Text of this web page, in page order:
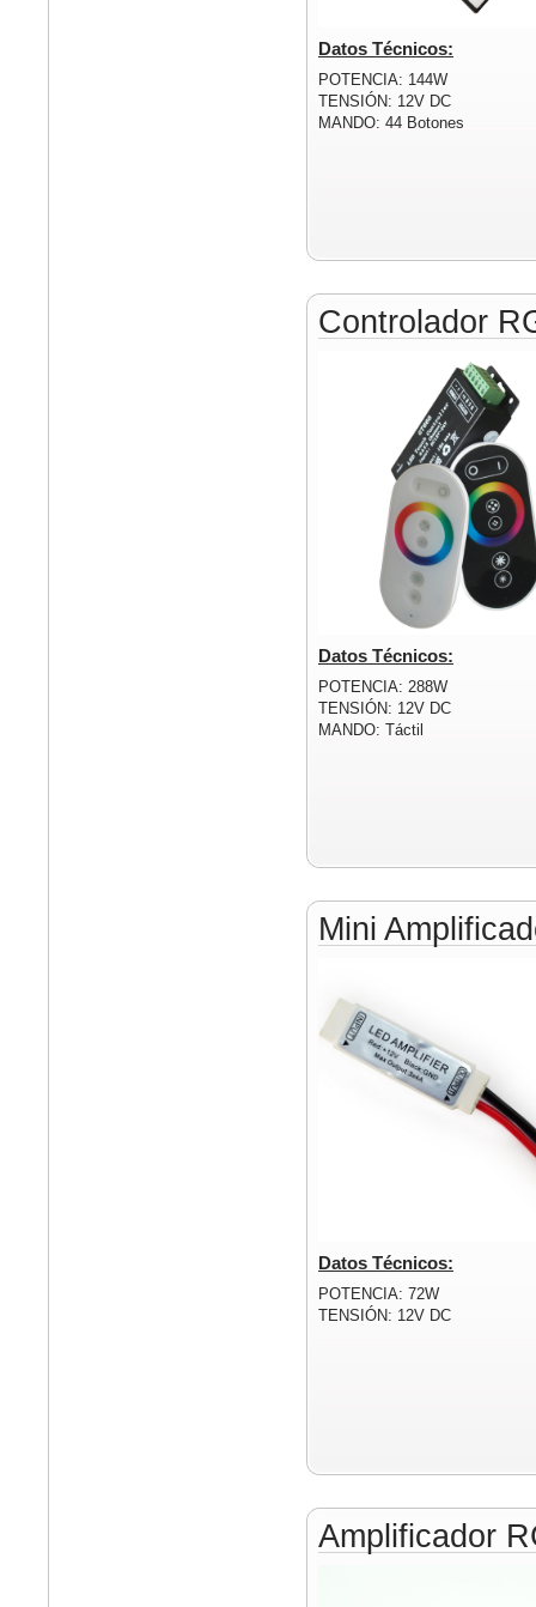
Datos Técnicos:
POTENCIA: 144W
TENSIÓN: 12V DC
MANDO: 44 Botones
Controlador
Datos Técnicos:
POTENCIA: 288W
TENSIÓN: 12V DC
MANDO: Táctil
Mini
Datos Técnicos:
POTENCIA: 72W
TENSIÓN: 12V DC
Amplificador